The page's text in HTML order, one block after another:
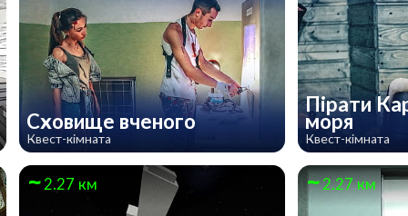
Сховище вченого
Квест-кімната
Пірати
моря
Квест-кімната
2.27 км 2.27 км